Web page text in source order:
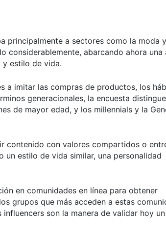
principalmente a sectores como la moda
considerablemente, abarcando ahora una
y estilo de vida.
a imitar las compras de productos, los
generacionales, la encuesta
de mayor edad, y los millennials y la
contenido con valores compartidos o
un estilo de vida similar, una personalidad
en comunidades en línea para obtener
grupos que más acceden a estas
son la manera de validar hoy un